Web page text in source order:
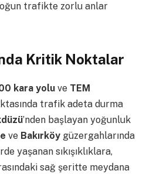
trafikte zorlu anlar
Kritik Noktalar
kara yolu ve TEM
trafik adeta durma
’nden başlayan yoğunluk
ve Bakırköy güzergahlarında
yaşanan sıkışıklıklara,
sağ şeritte meydana